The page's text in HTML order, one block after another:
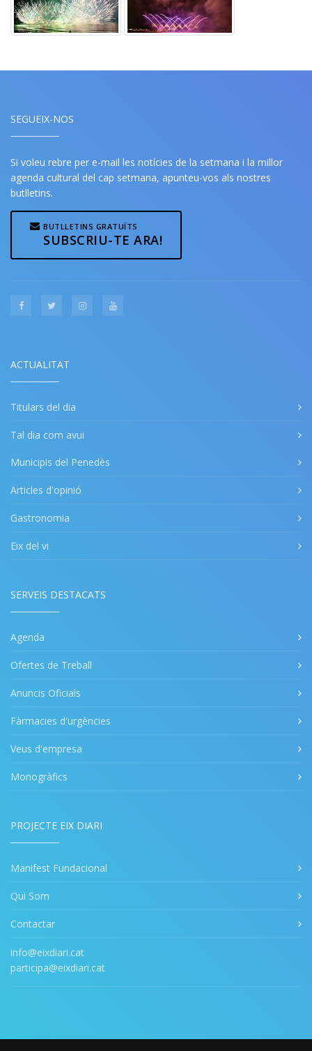
SEGUEIX-NOS
Si voleu rebre per e-mail les notícies de la setmana i la millor
agenda cultural del cap setmana, apunteu-vos als nostres
butlletins.
BUTLLETINS GRATUÏTS
SUBSCRIU-TE ARA!
ACTUALITAT
Titulars del dia
Tal dia com avui
Municipis del Penedès
Articles d'opinió
Gastronomia
Eix del vi
SERVEIS DESTACATS
Agenda
Ofertes de Treball
Anuncis Oficials
Fàrmacies d'urgències
Veus d'empresa
Monogràfics
PROJECTE EIX DIARI
Manifest Fundacional
Qui Som
Contactar
info@eixdiari.cat
participa@eixdiari.cat